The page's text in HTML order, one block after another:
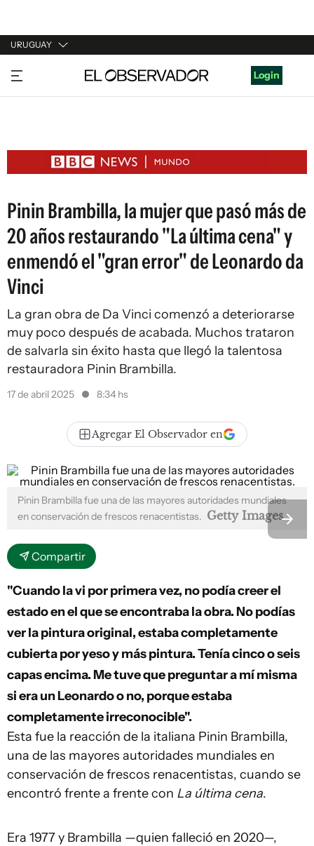
URUGUAY
URUGUAY
ARGENTINA
ESTADOS UNIDOS
Login
Pinin Brambilla, la mujer que pasó más de
20 años restaurando "La última cena" y
enmendó el "gran error" de Leonardo da
Vinci
La gran obra de Da Vinci comenzó a deteriorarse
muy poco después de acabada. Muchos trataron
de salvarla sin éxito hasta que llegó la talentosa
restauradora Pinin Brambilla.
17 de abril 2025 8:34 hs
Agregar El Observador en
Pinin Brambilla fue una de las mayores autoridades mundiales
en conservación de frescos renacentistas. Getty Images
Compartir
"Cuando la vi por primera vez, no podía creer el
estado en el que se encontraba la obra. No podías
ver la pintura original, estaba completamente
cubierta por yeso y más pintura. Tenía cinco o seis
capas encima. Me tuve que preguntar a mí misma
si era un Leonardo o no, porque estaba
completamente irreconocible".
Esta fue la reacción de la italiana Pinin Brambilla,
una de las mayores autoridades mundiales en
conservación de frescos renacentistas, cuando se
encontró frente a frente con La última cena.
Era 1977 y Brambilla —quien falleció en 2020—,